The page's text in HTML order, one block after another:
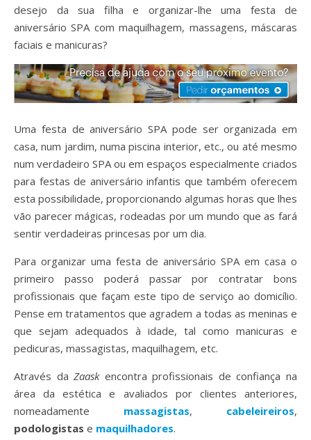
desejo da sua filha e organizar-lhe uma festa de
aniversário SPA com maquilhagem, massagens, máscaras
faciais e manicuras?
Uma festa de aniversário SPA pode ser organizada em
casa, num jardim, numa piscina interior, etc., ou até mesmo
num verdadeiro SPA ou em espaços especialmente criados
para festas de aniversário infantis que também oferecem
esta possibilidade, proporcionando algumas horas que lhes
vão parecer mágicas, rodeadas por um mundo que as fará
sentir verdadeiras princesas por um dia.
Para organizar uma festa de aniversário SPA em casa o
primeiro passo poderá passar por contratar bons
profissionais que façam este tipo de serviço ao domicílio.
Pense em tratamentos que agradem a todas as meninas e
que sejam adequados à idade, tal como manicuras e
pedicuras, massagistas, maquilhagem, etc.
Através daZaaskencontra profissionais de confiança na
área da estética e avaliados por clientes anteriores,
nomeadamente massagistas, cabeleireiros,
podologistas e maquilhadores.